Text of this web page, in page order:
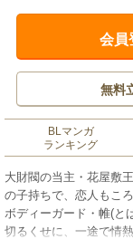
会員
無料
BLマンガ
ランキング
大財閥の当主・花屋敷
の子持ちで、恋人もこ
ボディーガード・帷(と
切るくせに、一途で情